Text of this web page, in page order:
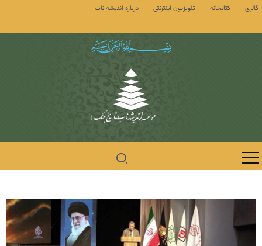
گالری کتابخانه تلویزیون اینترنتی درباره اندیشه ناب